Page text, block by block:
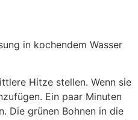
in kochendem Wasser
Hitze stellen. Wenn sie
Ein paar Minuten
Die grünen Bohnen in die